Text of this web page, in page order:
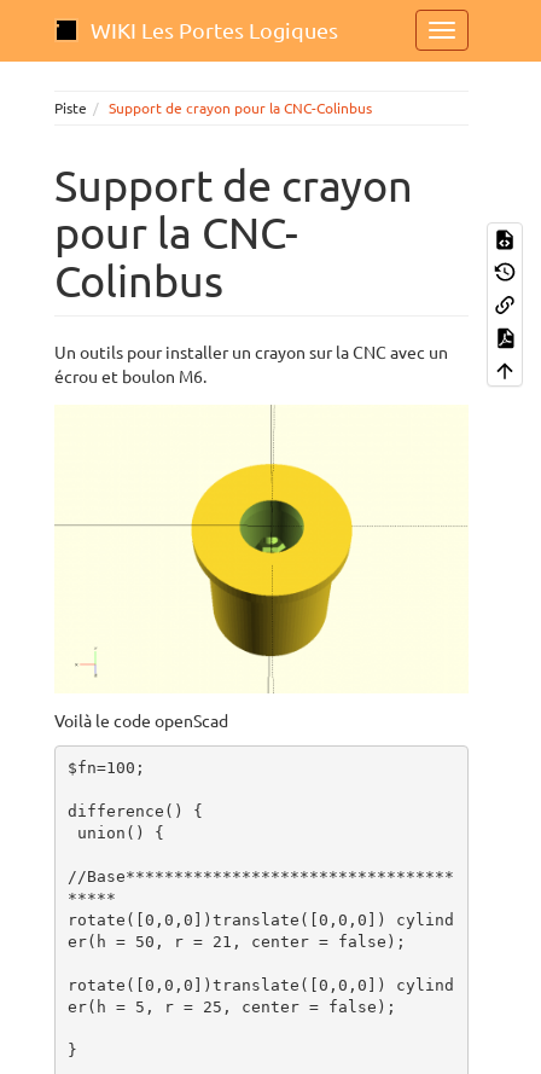
WIKI Les Portes Logiques
Piste Support de crayon pour la CNC-Colinbus
Support de crayon
pour la CNC-
Colinbus
Un outils pour installer un crayon sur la CNC avec un
écrou et boulon M6.
Voilà le code openScad
$fn=100;
difference() {
//Base**********************************
*****
rotate([0,0,0])translate([0,0,0]) cylind
er(h = 50, r = 21, center = false);
rotate([0,0,0])translate([0,0,0]) cylind
er(h = 5, r = 25, center = false);
}